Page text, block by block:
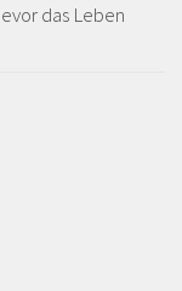
das Leben